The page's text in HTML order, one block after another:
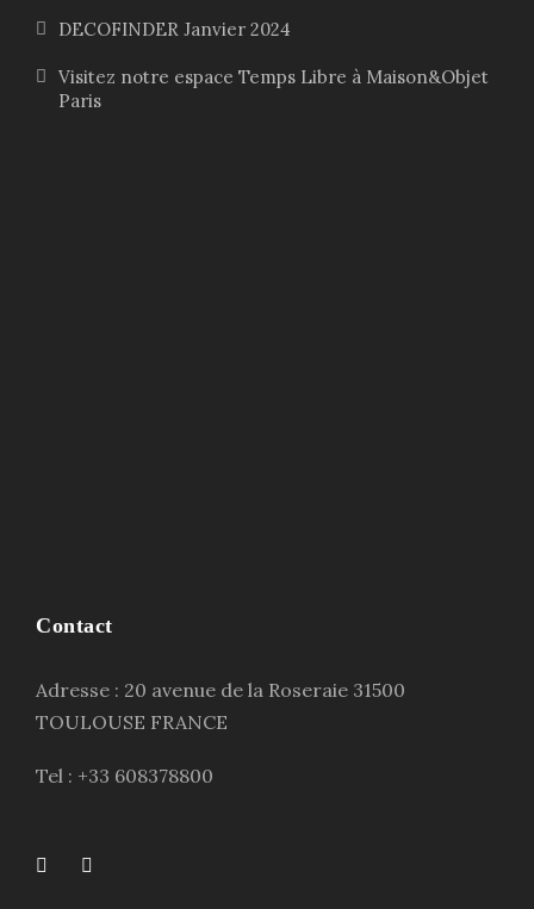
DECOFINDER Janvier 2024
Visitez notre espace Temps Libre à Maison&Objet
Paris
Contact
Adresse : 20 avenue de la Roseraie 31500
TOULOUSE FRANCE
Tel : +33 608378800